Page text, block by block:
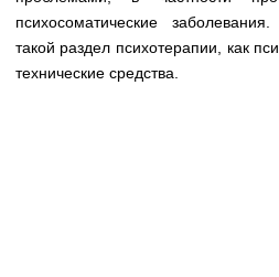
Обратная связь
психосоматические
такой раздел психотерапии, как
технические средства.